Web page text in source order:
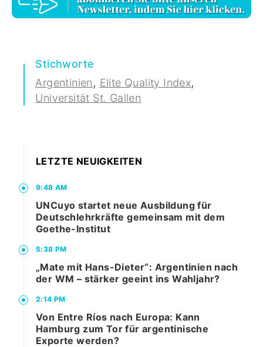
Stichworte
Argentinien, Elite Quality Index,
Universität St. Gallen
LETZTE NEUIGKEITEN
9:48 AM
UNCuyo startet neue Ausbildung für
Deutschlehrkräfte gemeinsam mit dem
Goethe-Institut
5:38 PM
„Mate mit Hans-Dieter“: Argentinien nach
der WM – stärker geeint ins Wahljahr?
2:14 PM
Von Entre Ríos nach Europa: Kann
Hamburg zum Tor für argentinische
Exporte werden?